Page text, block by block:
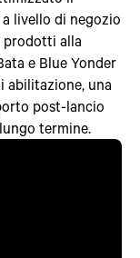
livello di negozio
prodotti alla
e Blue Yonder
abilitazione, una
post-lancio
termine.